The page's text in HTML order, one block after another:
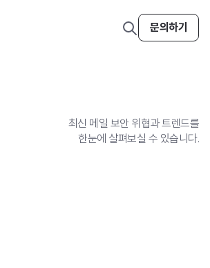
검
문의하기
최신 메일 보안 위협과 트렌드를
한눈에 살펴보실 수 있습니다.